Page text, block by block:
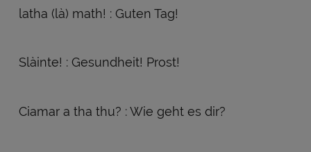
latha (là) math! : Guten Tag!
Slàinte! : Gesundheit! Prost!
Ciamar a tha thu? : Wie geht es dir?